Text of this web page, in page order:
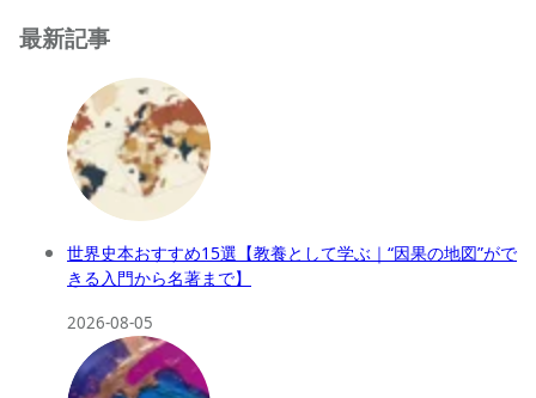
最新記事
世界史本おすすめ15選【教養として学ぶ｜“因果の地図”がで
きる入門から名著まで】
2026-08-05